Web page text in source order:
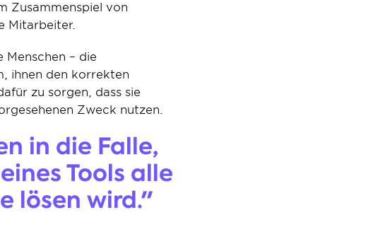
Zusammenspiel von
Mitarbeiter.
Menschen – die
ihnen den korrekten
zu sorgen, dass sie
Zweck nutzen.
in die Falle,
Tools alle
lösen wird."